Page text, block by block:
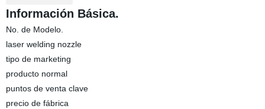
Información Básica.
No. de Modelo.
laser welding nozzle
tipo de marketing
producto normal
puntos de venta clave
precio de fábrica